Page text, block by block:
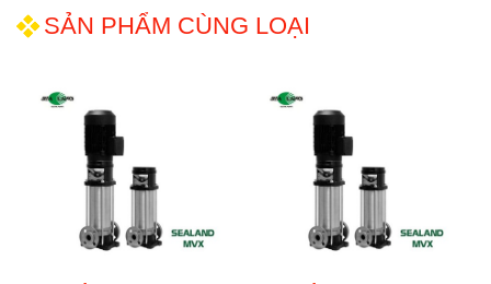
SẢN PHẨM CÙNG LOẠI